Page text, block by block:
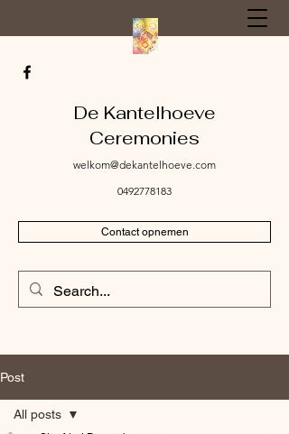
De Kantelhoeve
Ceremonies
welkom@dekantelhoeve.com
0492778183
Contact opnemen
Post
All posts